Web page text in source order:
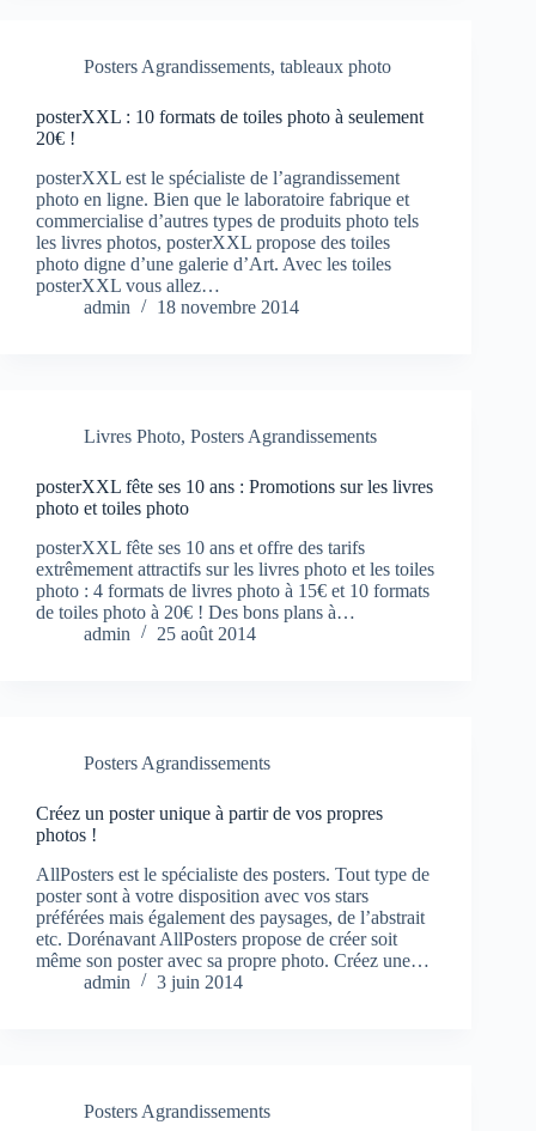
Posters Agrandissements, tableaux photo
posterXXL : 10 formats de toiles photo à seulement
20€ !
posterXXL est le spécialiste de l’agrandissement
photo en ligne. Bien que le laboratoire fabrique et
commercialise d’autres types de produits photo tels
les livres photos, posterXXL propose des toiles
photo digne d’une galerie d’Art. Avec les toiles
posterXXL vous allez…
admin
18 novembre 2014
Livres Photo, Posters Agrandissements
posterXXL fête ses 10 ans : Promotions sur les livres
photo et toiles photo
posterXXL fête ses 10 ans et offre des tarifs
extrêmement attractifs sur les livres photo et les toiles
photo : 4 formats de livres photo à 15€ et 10 formats
de toiles photo à 20€ ! Des bons plans à…
admin
25 août 2014
Posters Agrandissements
Créez un poster unique à partir de vos propres
photos !
AllPosters est le spécialiste des posters. Tout type de
poster sont à votre disposition avec vos stars
préférées mais également des paysages, de l’abstrait
etc. Dorénavant AllPosters propose de créer soit
même son poster avec sa propre photo. Créez une…
admin
3 juin 2014
Posters Agrandissements